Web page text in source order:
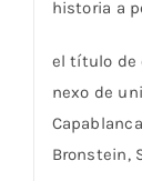
historia a
el título de
nexo de
Bronstein,